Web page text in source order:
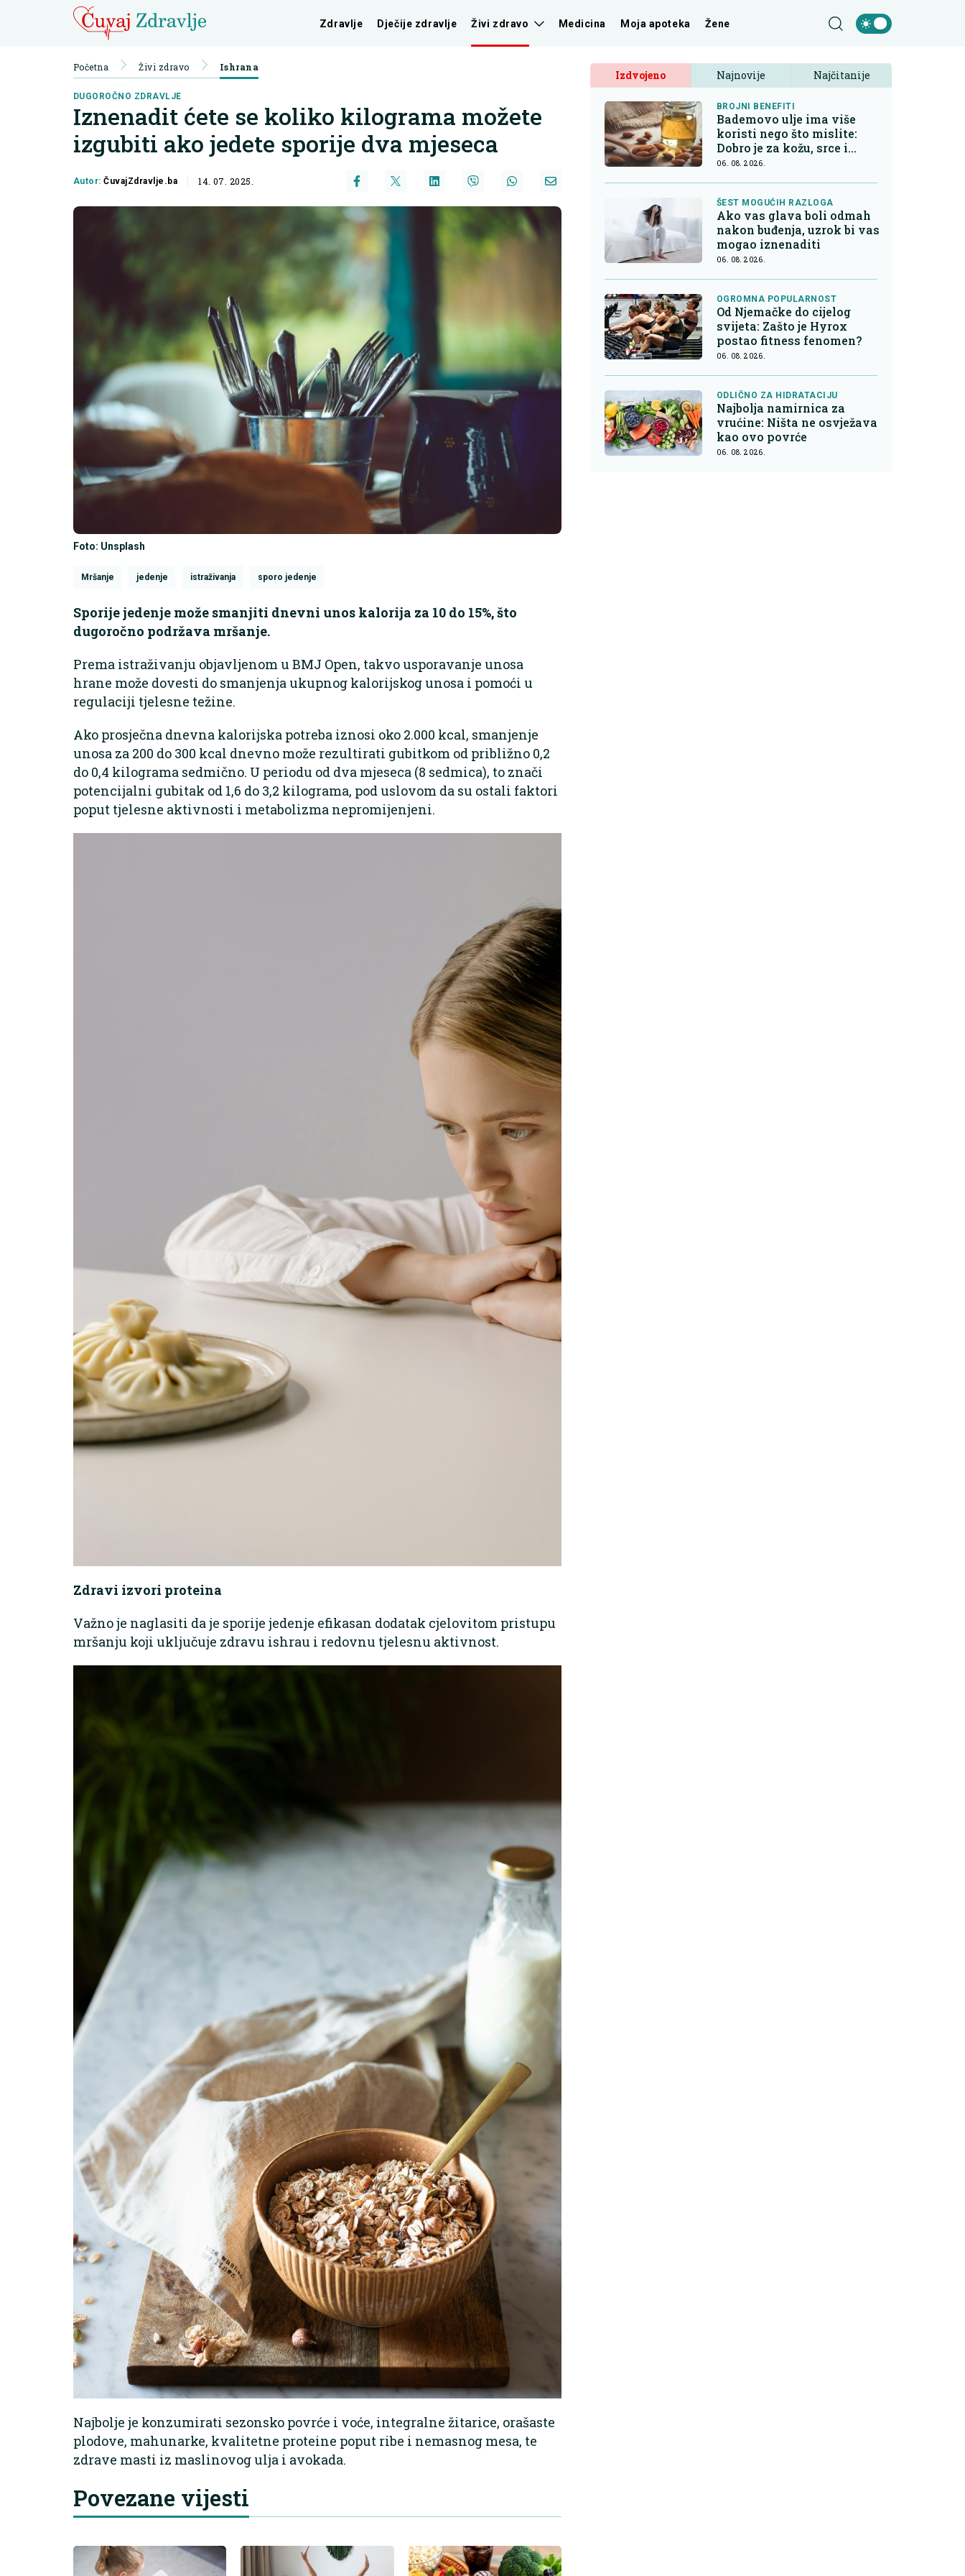
Zdravlje Dječije zdravlje Živi zdravo Medicina Moja apoteka Žene
Početna Živi zdravo Ishrana
DUGOROČNO ZDRAVLJE
Iznenadit ćete se koliko kilograma možete
izgubiti ako jedete sporije dva mjeseca
Autor:ČuvajZdravlje.ba 14. 07. 2025.
Foto: Unsplash
Mršanje jedenje istraživanja sporo jedenje
Sporije jedenje može smanjiti dnevni unos kalorija za 10 do 15%, što
dugoročno podržava mršanje.
Prema istraživanju objavljenom u BMJ Open, takvo usporavanje unosa
hrane može dovesti do smanjenja ukupnog kalorijskog unosa i pomoći u
regulaciji tjelesne težine.
Ako prosječna dnevna kalorijska potreba iznosi oko 2.000 kcal, smanjenje
unosa za 200 do 300 kcal dnevno može rezultirati gubitkom od približno 0,2
do 0,4 kilograma sedmično. U periodu od dva mjeseca (8 sedmica), to znači
potencijalni gubitak od 1,6 do 3,2 kilograma, pod uslovom da su ostali faktori
poput tjelesne aktivnosti i metabolizma nepromijenjeni.
Zdravi izvori proteina
Važno je naglasiti da je sporije jedenje efikasan dodatak cjelovitom pristupu
mršanju koji uključuje zdravu ishrau i redovnu tjelesnu aktivnost.
Najbolje je konzumirati sezonsko povrće i voće, integralne žitarice, orašaste
plodove, mahunarke, kvalitetne proteine poput ribe i nemasnog mesa, te
zdrave masti iz maslinovog ulja i avokada.
Povezane vijesti
Izdvojeno Najnovije Najčitanije
BROJNI BENEFITI
Bademovo ulje ima više
koristi nego što mislite:
Dobro je za kožu, srce i
kontrolu apetita
06. 08. 2026.
ŠEST MOGUĆIH RAZLOGA
Ako vas glava boli odmah
nakon buđenja, uzrok bi vas
mogao iznenaditi
06. 08. 2026.
OGROMNA POPULARNOST
Od Njemačke do cijelog
svijeta: Zašto je Hyrox
postao fitness fenomen?
06. 08. 2026.
ODLIČNO ZA HIDRATACIJU
Najbolja namirnica za
vrućine: Ništa ne osvježava
kao ovo povrće
06. 08. 2026.